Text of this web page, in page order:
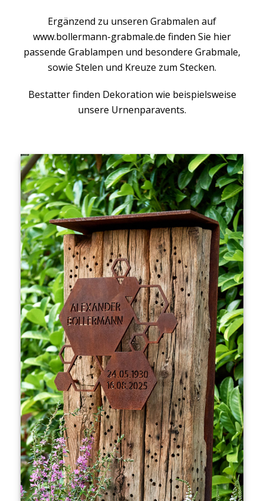
Ergänzend zu unseren Grabmalen auf
www.bollermann-grabmale.de finden Sie hier
passende Grablampen und besondere Grabmale,
sowie Stelen und Kreuze zum Stecken.
Bestatter finden Dekoration wie beispielsweise
unsere Urnenparavents.